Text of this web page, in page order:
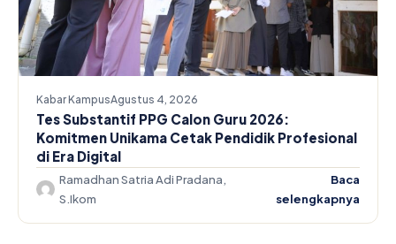
Kabar KampusAgustus 4, 2026
Tes Substantif PPG Calon Guru 2026:
Komitmen Unikama Cetak Pendidik Profesional
di Era Digital
Ramadhan Satria Adi Pradana,
S.Ikom
Baca
selengkapnya